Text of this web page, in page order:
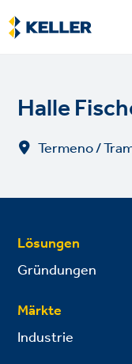
Skip
to
main
Halle
Termeno /
Lösungen
Gründungen
Märkte
Industrie